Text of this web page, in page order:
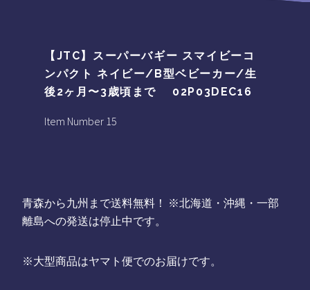
【JTC】スーパーバギー スマイビーコ
ンパクト ネイビー/B型ベビーカー/生
後2ヶ月〜3歳頃まで 02P03DEC16
Item Number 15
青森から九州まで送料無料！ ※北海道・沖縄・一部
離島への発送は停止中です。
※大型商品はヤマト便でのお届けです。